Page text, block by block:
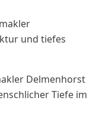
und tiefes
Delmenhorst
Tiefe im